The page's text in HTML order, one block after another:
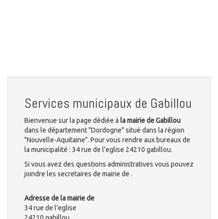
Services municipaux de Gabillou
Bienvenue sur la page dédiée à la mairie de Gabillou
dans le département "Dordogne" situé dans la région
"Nouvelle-Aquitaine". Pour vous rendre aux bureaux de
la municipalité : 34 rue de l'eglise 24210 gabillou.
Si vous avez des questions administratives vous pouvez
joindre les secretaires de mairie de .
Adresse de la mairie de
34 rue de l'eglise